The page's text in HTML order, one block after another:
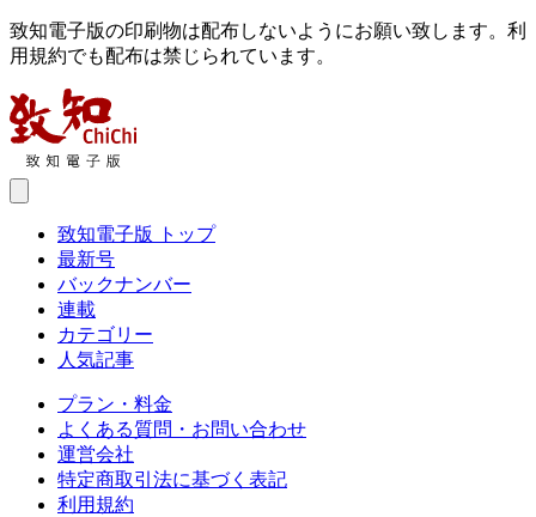
致知電子版の印刷物は配布しないようにお願い致します。利
用規約でも配布は禁じられています。
致知電子版 トップ
最新号
バックナンバー
連載
カテゴリー
人気記事
プラン・料金
よくある質問・お問い合わせ
運営会社
特定商取引法に基づく表記
利用規約